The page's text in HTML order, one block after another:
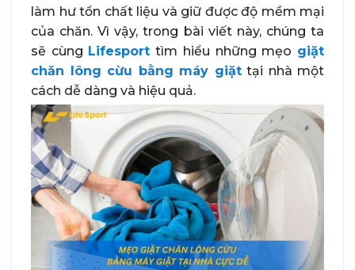
làm hư tổn chất liệu và giữ được độ mềm mại
của chăn. Vì vậy, trong bài viết này, chúng ta
sẽ cùng Lifesport tìm hiểu những mẹo giặt
chăn lông cừu bằng máy giặttại nhà một
cách dễ dàng và hiệu quả.